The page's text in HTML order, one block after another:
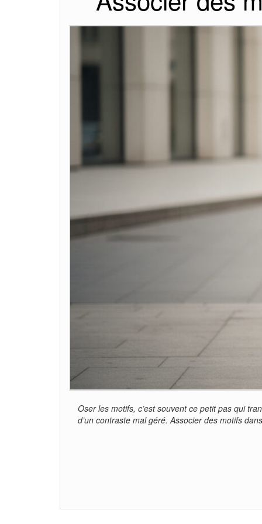
Oser les motifs, c’est souvent ce petit pas qui
d’un contraste mal géré. Associer des motifs